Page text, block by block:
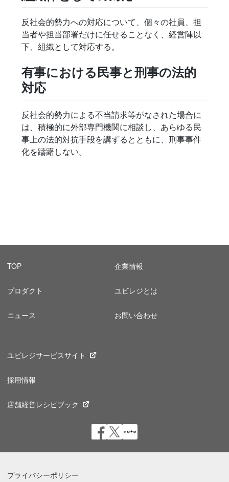
反社会的勢力への対応について、個々の社員、担
当者や担当部署だけに任せることなく、経営陣以
下、組織として対応する。
有事における民事と刑事の法的
対応
反社会的勢力による不当請求等がなされた場合に
は、積極的に外部専門機関に相談し、あらゆる民
事上の法的対抗手段を講ずるとともに、刑事事件
化を躊躇しない。
TOP 企業情報
プロダクト ユビレジとは
ニュース お問い合わせ
ユビレジサービスサイト
採用情報
店舗経営レシピブック
プライバシーポリシー